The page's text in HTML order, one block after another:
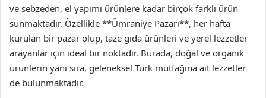
ve sebzeden, el yapımı ürünlere kadar birçok farklı ürün
sunmaktadır. Özellikle **Ümraniye Pazarı**, her hafta
kurulan bir pazar olup, taze gıda ürünleri ve yerel lezzetler
arayanlar için ideal bir noktadır. Burada, doğal ve organik
ürünlerin yanı sıra, geleneksel Türk mutfağına ait lezzetler
de bulunmaktadır.